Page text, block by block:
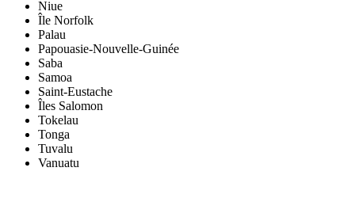
Niue
Île Norfolk
Palau
Papouasie-Nouvelle-Guinée
Saba
Samoa
Saint-Eustache
Îles Salomon
Tokelau
Tonga
Tuvalu
Vanuatu